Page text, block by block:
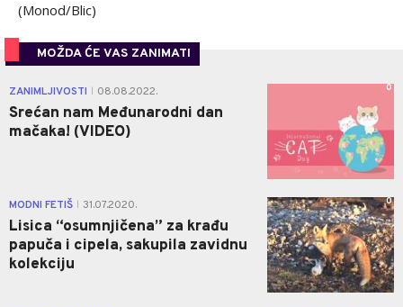
(Monod/Blic)
MOŽDA ĆE VAS ZANIMATI
ZANIMLJIVOSTI 08.08.2022.
Srećan nam Međunarodni dan
mačaka! (VIDEO)
0
MODNI FETIŠ 31.07.2020.
Lisica “osumnjičena” za krađu
papuča i cipela, sakupila zavidnu
kolekciju
0